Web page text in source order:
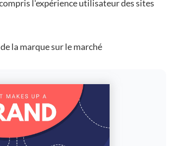
l'expérience utilisateur des sites
la marque sur le marché